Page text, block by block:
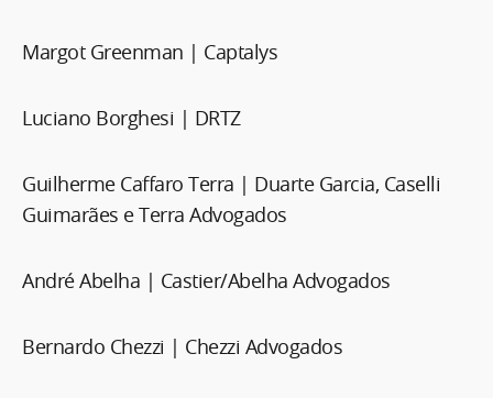
Margot Greenman | Captalys
Luciano Borghesi | DRTZ
Guilherme Caffaro Terra | Duarte Garcia, Caselli
Guimarães e Terra Advogados
André Abelha | Castier/Abelha Advogados
Bernardo Chezzi | Chezzi Advogados